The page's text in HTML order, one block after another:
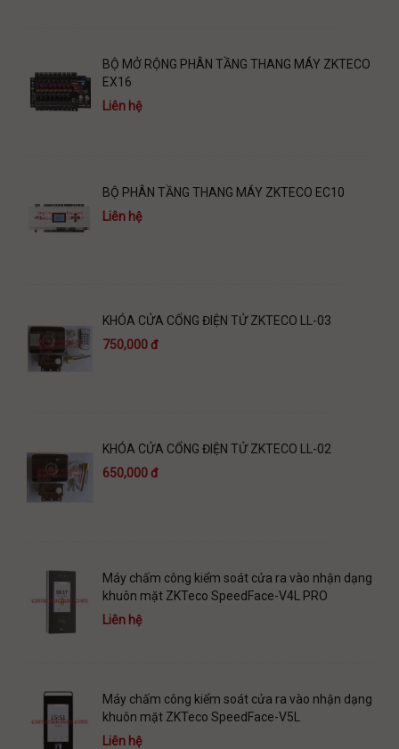
BỘ MỞ RỘNG PHÂN TẦNG THANG MÁY ZKTECO
EX16
Liên hệ
BỘ PHÂN TẦNG THANG MÁY ZKTECO EC10
Liên hệ
KHÓA CỬA CỔNG ĐIỆN TỬ ZKTECO LL-03
750,000 đ
KHÓA CỬA CỔNG ĐIỆN TỬ ZKTECO LL-02
650,000 đ
Máy chấm công kiểm soát cửa ra vào nhận dạng
khuôn mặt ZKTeco SpeedFace-V4L PRO
Liên hệ
Máy chấm công kiểm soát cửa ra vào nhận dạng
khuôn mặt ZKTeco SpeedFace-V5L
Liên hệ